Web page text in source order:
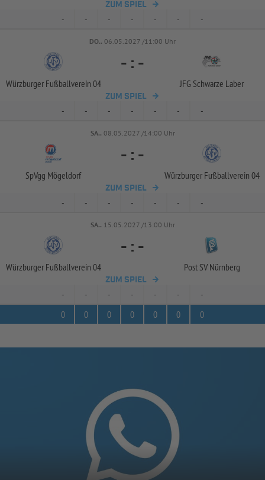
ZUM SPIEL
- - - - - - -
DO.. 06.05.2027 /11:00 Uhr
Würzburger Fußballverein 04
- : -
JFG Schwarze Laber
ZUM SPIEL
- - - - - - -
SA.. 08.05.2027 /14:00 Uhr
SpVgg Mögeldorf
- : -
Würzburger Fußballverein 04
ZUM SPIEL
- - - - - - -
SA.. 15.05.2027 /13:00 Uhr
Würzburger Fußballverein 04
- : -
Post SV Nürnberg
ZUM SPIEL
- - - - - -
-
0
0 0 0 0 0 0